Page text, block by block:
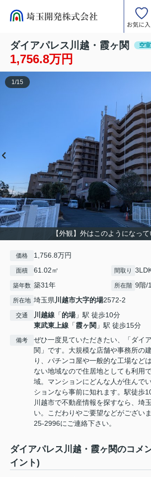
お気に
ダイアパレス川越・霞ヶ関 空
1,756.8万円
【外観】外はこのようになっ
1 /15
価格 1,756.8万円
面積 61.02㎡ 間取り
築年数 築31年 所在階 9階/
所在地 埼玉県川越市大字的場2572-2
交通 川越線 「的場」駅 徒歩10分
東武東上線 「霞ヶ関 」駅 徒歩15分
備考
ぜひ一度見ていただきたい、「ダイ
関」です。大規模な店舗や事務所の
り、パチンコ屋や一般的な工場など
ない地域なので住居地としても利用
域。マンションにどんな人が住んで
ションなら事前に知れます。駅徒歩
川越市で不動産情報を探すなら、埼
い。こだわりやご要望などがござい
25-2996にご連絡下さい。
ダイアパレス川越・霞ヶ関のコメ
イント)